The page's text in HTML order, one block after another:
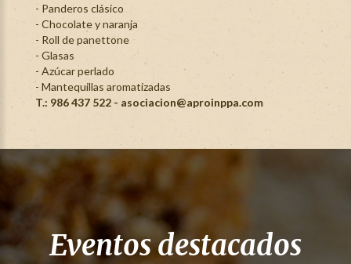
- Panderos clásico
- Chocolate y naranja
- Roll de panettone
- Glasas
- Azúcar perlado
- Mantequillas aromatizadas
T.: 986 437 522 - asociacion@aproinppa.com
Eventos destacados